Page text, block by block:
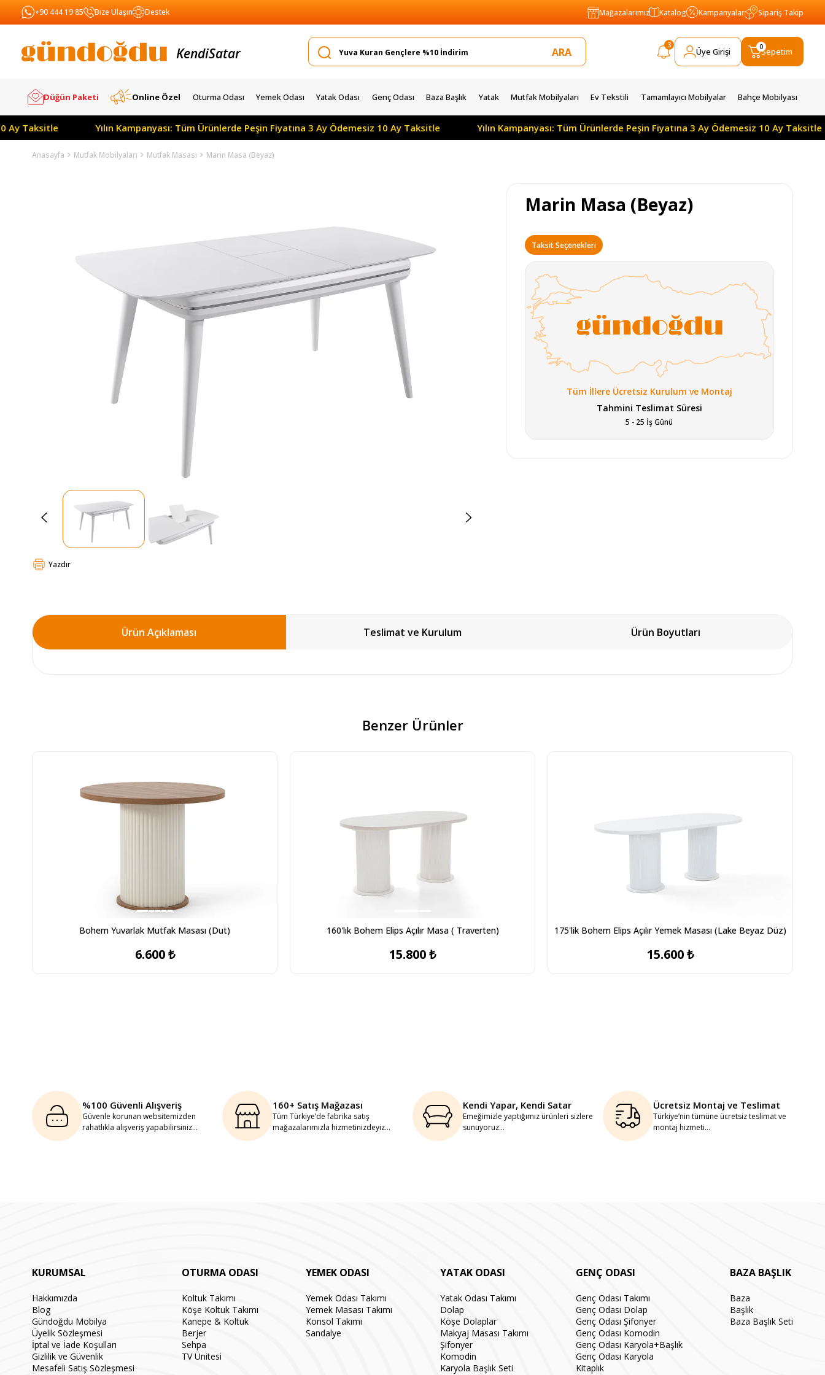
+90 444 19 85 Bize Ulaşın Destek Mağazalarımız Katalog Kampanyalar Sipariş Takip
KendiYapar
3
Üye Girişi Sepetim
0
Düğün Paketi Online Özel Oturma Odası Yemek Odası Yatak Odası Genç Odası Baza Başlık Yatak Mutfak Mobilyaları Ev Tekstili Tamamlayıcı Mobilyalar Bahçe Mobilyası
Yılın Kampanyası: Tüm Ürünlerde Peşin Fiyatına 3 Ay Ödemesiz 10 Ay Taksitle Yılın Kampanyası: Tüm Ürünlerde Peşin Fiyatına 3 Ay Ödemesiz 10 Ay Taksitle
Anasayfa Mutfak Mobilyaları Mutfak Masası Marin Masa (Beyaz)
Yazdır
Marin Masa (Beyaz)
Taksit Seçenekleri
Tüm İllere Ücretsiz Kurulum ve Montaj
Tahmini Teslimat Süresi
5 - 25 İş Günü
Ürün Açıklaması Teslimat ve Kurulum Ürün Boyutları
Benzer Ürünler
Bohem Yuvarlak Mutfak Masası (Dut)
6.600 ₺
160'lık Bohem Elips Açılır Masa ( Traverten)
15.800 ₺
175'lik Bohem Elips Açılır Yemek Masası (Lake Beyaz Düz)
15.600 ₺
%100 Güvenli Alışveriş
Güvenle korunan websitemizden
rahatlıkla alışveriş yapabilirsiniz...
160+ Satış Mağazası
Tüm Türkiye’de fabrika satış
mağazalarımızla hizmetinizdeyiz...
Kendi Yapar, Kendi Satar
Emeğimizle yaptığımız ürünleri sizlere
sunuyoruz...
Ücretsiz Montaj ve Teslimat
Türkiye’nin tümüne ücretsiz teslimat ve
montaj hizmeti...
KURUMSAL
Hakkımızda
Blog
Gündoğdu Mobilya
Üyelik Sözleşmesi
İptal ve İade Koşulları
Gizlilik ve Güvenlik
Mesafeli Satış Sözleşmesi
OTURMA ODASI
Koltuk Takımı
Köşe Koltuk Takımı
Kanepe & Koltuk
Berjer
Sehpa
TV Ünitesi
YEMEK ODASI
Yemek Odası Takımı
Yemek Masası Takımı
Konsol Takımı
Sandalye
YATAK ODASI
Yatak Odası Takımı
Dolap
Köşe Dolaplar
Makyaj Masası Takımı
Şifonyer
Komodin
Karyola Başlık Seti
GENÇ ODASI
Genç Odası Takımı
Genç Odası Dolap
Genç Odası Şifonyer
Genç Odası Komodin
Genç Odası Karyola+Başlık
Genç Odası Karyola
Kitaplık
BAZA BAŞLIK
Baza
Başlık
Baza Başlık Seti